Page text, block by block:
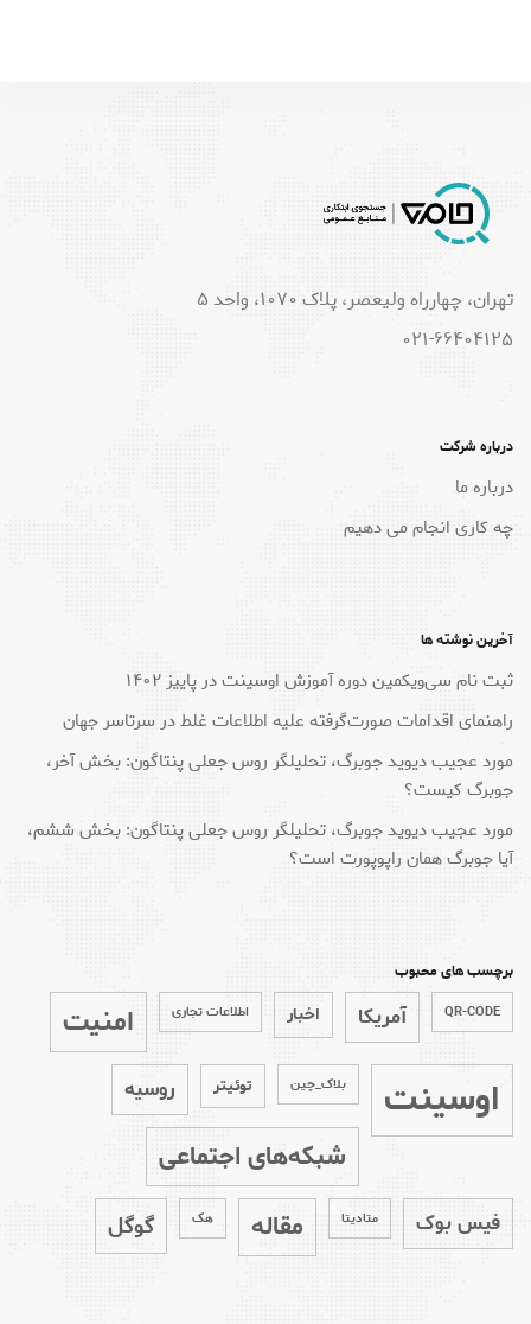
تهران، چهارراه ولیعصر، پلاک 1070، واحد 5
021-66404125
درباره شرکت
درباره ما
چه کاری انجام می دهیم
آخرین نوشته ها
ثبت نام سی‌ویکمین دوره آموزش اوسینت در پاییز ۱۴۰۲
راهنمای اقدامات صورت‌گرفته علیه اطلاعات غلط در سرتاسر جهان
مورد عجیب دیوید جوبرگ، تحلیلگر روس جعلی پنتاگون: بخش آخر،
جوبرگ کیست؟
مورد عجیب دیوید جوبرگ، تحلیلگر روس جعلی پنتاگون: بخش ششم،
آیا جوبرگ همان راپوپورت است؟
برچسب های محبوب
QR-CODE آمریکا اخبار اطلاعات تجاری امنیت
اوسینت بلاک_چین توئیتر روسیه
شبکه‌های اجتماعی
فیس بوک متادیتا مقاله هک گوگل